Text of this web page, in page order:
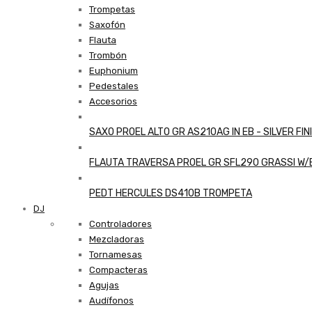
Trompetas
Saxofón
Flauta
Trombón
Euphonium
Pedestales
Accesorios
SAXO PROEL ALTO GR AS210AG IN EB - SILVER
FLAUTA TRAVERSA PROEL GR SFL290 GRASSI W/
PEDT HERCULES DS410B TROMPETA
DJ
Controladores
Mezcladoras
Tornamesas
Compacteras
Agujas
Audífonos